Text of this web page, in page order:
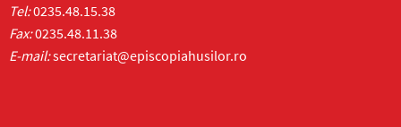
Tel:0235.48.15.38
Fax:0235.48.11.38
E-mail:secretariat@episcopiahusilor.ro